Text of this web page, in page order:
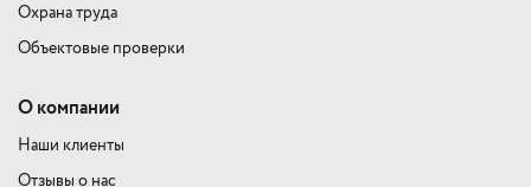
Охрана труда
Объектовые проверки
О компании
Наши клиенты
Отзывы о нас